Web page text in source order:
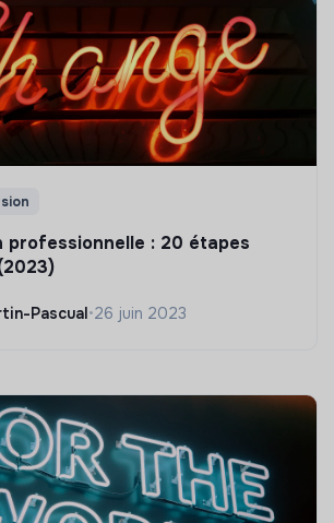
professionnelle : 20 étapes
Pascual •26 juin 2023